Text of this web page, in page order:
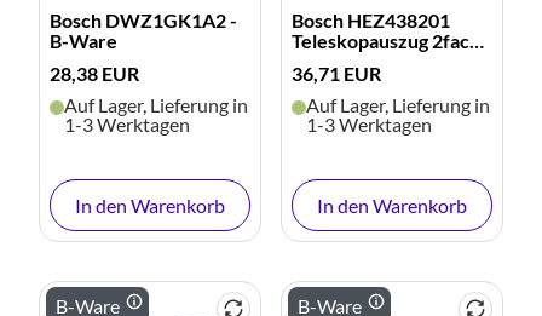
Bosch DWZ1GK1A2 -
B-Ware
28,38 EUR
Auf Lager, Lieferung in
1-3 Werktagen
In den Warenkorb
Bosch HEZ438201
Teleskopauszug 2fach -
36,71 EUR
Auf Lager, Lieferung in
1-3 Werktagen
In den Warenkorb
B-Ware B-Ware